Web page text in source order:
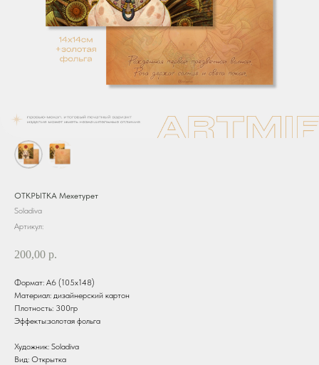
ОТКРЫТКА Мехетурет
Soladiva
Артикул:
200,00 р.
Формат: А6 (105х148)
Материал: дизайнерский картон
Плотность: 300гр
Эффекты:золотая фольга
Художник: Soladiva
Вид: Открытка